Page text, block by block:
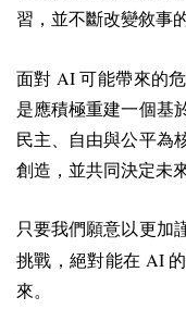
習，並不斷改變敘事
面對 AI 可能帶來的
是應積極重建一個基
民主、自由與公平為
創造，並共同決定未
只要我們願意以更加
挑戰，絕對能在 AI
來。